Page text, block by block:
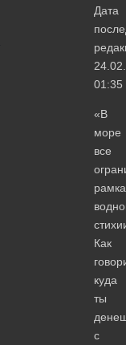
Дата
01:35
«В
море
все
Как
куда
ты
с